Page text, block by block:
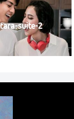
suite-2